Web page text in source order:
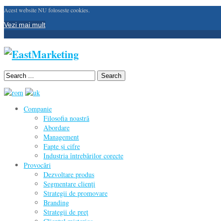
Acest website NU foloseste cookies.
Vezi mai mult
Search
Companie
Filosofia noastră
Abordare
Management
Fapte și cifre
Industria întrebărilor corecte
Provocări
Dezvoltare produs
Segmentare clienţi
Strategii de promovare
Branding
Strategii de preţ